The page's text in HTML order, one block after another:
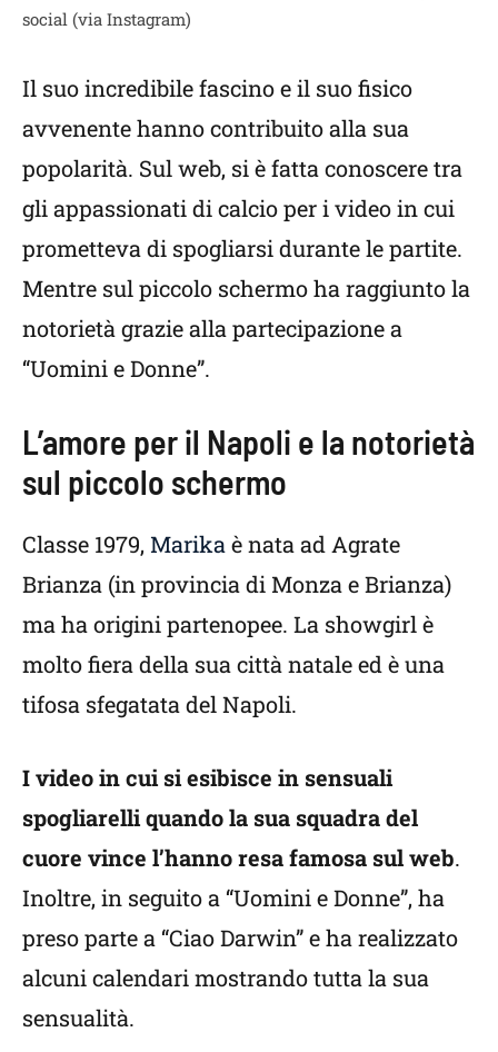
social (via Instagram)
Il suo incredibile fascino e il suo fisico
avvenente hanno contribuito alla sua
popolarità. Sul web, si è fatta conoscere tra
gli appassionati di calcio per i video in cui
prometteva di spogliarsi durante le partite.
Mentre sul piccolo schermo ha raggiunto la
notorietà grazie alla partecipazione a
“Uomini e Donne”.
L’amore per il Napoli e la notorietà
sul piccolo schermo
Classe 1979, Marika è nata ad Agrate
Brianza (in provincia di Monza e Brianza)
ma ha origini partenopee. La showgirl è
molto fiera della sua città natale ed è una
tifosa sfegatata del Napoli.
I video in cui si esibisce in sensuali
spogliarelli quando la sua squadra del
cuore vince l’hanno resa famosa sul web.
Inoltre, in seguito a “Uomini e Donne”, ha
preso parte a “Ciao Darwin” e ha realizzato
alcuni calendari mostrando tutta la sua
sensualità.